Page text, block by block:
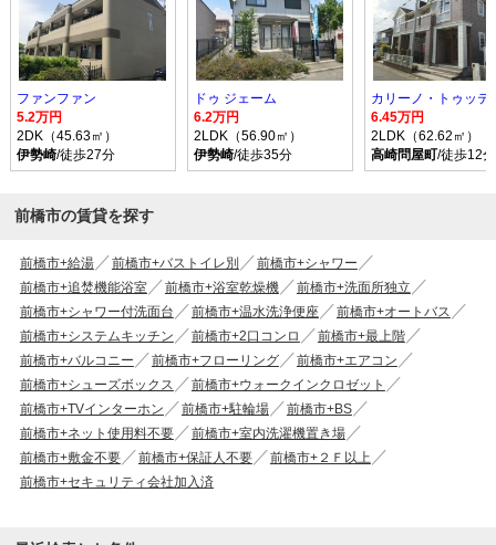
ファンファン
5.2万円
2DK（45.63㎡）
伊勢崎/徒歩27分
ドゥ ジェーム
6.2万円
2LDK（56.90㎡）
伊勢崎/徒歩35分
カリーノ・トゥッテ
6.45万円
2LDK（62.62㎡）
高崎問屋町/徒歩12分
前橋市の賃貸を探す
前橋市+給湯 前橋市+バストイレ別
前橋市+シャワー
前橋市+追焚機能浴室
前橋市+浴室乾燥機
前橋市+洗面所独立
前橋市+シャワー付洗面台
前橋市+温水洗浄便座
前橋市+オートバス
前橋市+システムキッチン
前橋市+2口コンロ
前橋市+最上階
前橋市+バルコニー
前橋市+フローリング
前橋市+エアコン
前橋市+シューズボックス
前橋市+ウォークインクロゼット
前橋市+TVインターホン
前橋市+駐輪場
前橋市+BS
前橋市+ネット使用料不要
前橋市+室内洗濯機置き場
前橋市+敷金不要
前橋市+保証人不要
前橋市+２Ｆ以上
前橋市+セキュリティ会社加入済